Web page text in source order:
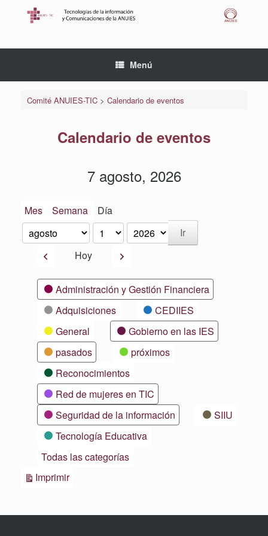
Menú
Comité ANUIES-TIC> Calendario de eventos
Calendario de eventos
7 agosto, 2026
Mes Semana Día
Mes
Día
Año
AnteriorHoy Siguiente
CategoríasAdministración y Gestión Financiera
Adquisiciones
CEDIIES
General
Gobierno en las IES
pasados
próximos
Reconocimientos
Red de mujeres en TIC
Seguridad de la información
SIIU
Tecnología Educativa
Todas las categorías
ImprimirVistas